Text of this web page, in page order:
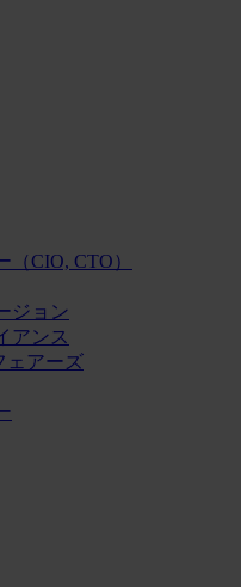
CIO, CTO）
ジョン
アンス
ェアーズ